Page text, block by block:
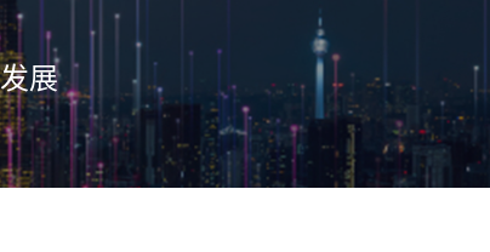
展